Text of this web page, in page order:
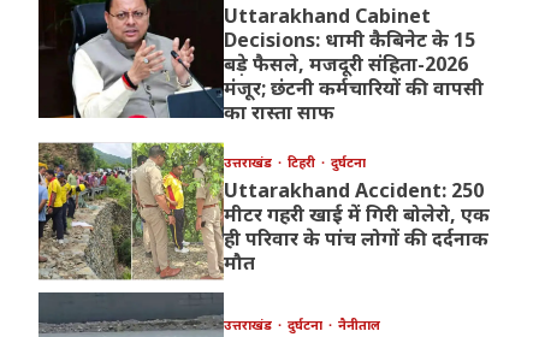
Uttarakhand Cabinet
Decisions: धामी कैबिनेट के 15
बड़े फैसले, मजदूरी संहिता-2026
मंजूर; छंटनी कर्मचारियों की वापसी
का रास्ता साफ
उत्तराखंड टिहरी दुर्घटना
Uttarakhand Accident: 250
मीटर गहरी खाई में गिरी बोलेरो, एक
ही परिवार के पांच लोगों की दर्दनाक
मौत
उत्तराखंड दुर्घटना नैनीताल